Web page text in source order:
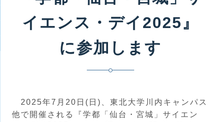
イエンス・デイ2025』
に参加します
2025年7月20日(日)、東北大学川内キャンパス
他で開催される『学都「仙台・宮城」サイエン